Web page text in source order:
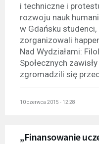
i techniczne i
rozwoju nauk
w Gdańsku
zorganizowali
Nad Wydziałami:
Społecznych
zgromadzili się
10 czerwca 2015 - 12:28
„Finansowanie